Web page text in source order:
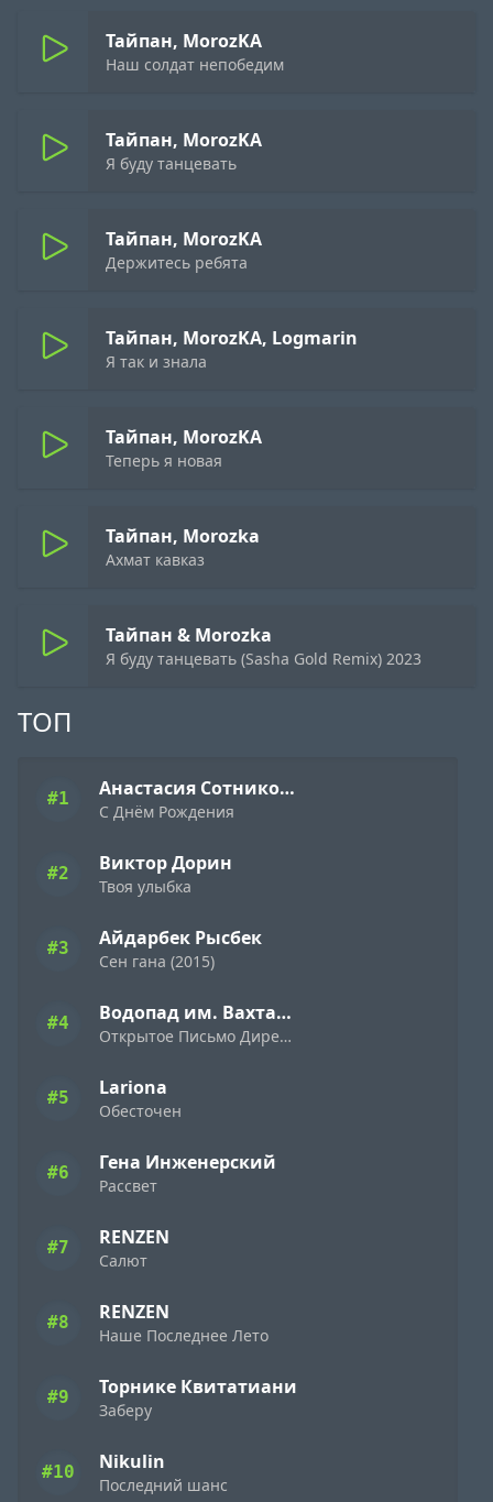
ТОП
#1 Анастасия Сотникова
С Днём Рождения
#2 Виктор Дорин
Твоя улыбка
#3 Айдарбек Рысбек
Сен гана (2015)
#4 Водопад им. Вахтанга Кикабидзе
Открытое Письмо Директору Фирмы «Ямаха» ( 1989 )
#5 Lariona
Обесточен
#6 Гена Инженерский
Рассвет
#7 RENZEN
Салют
#8 RENZEN
Наше Последнее Лето
#9 Торнике Квитатиани
Заберу
#10 Nikulin
Последний шанс
Тайпан, MorozKA
Наш солдат непобедим
Тайпан, MorozKA
Я буду танцевать
Тайпан, MorozKA
Держитесь ребята
Тайпан, MorozKA, Logmarin
Я так и знала
Тайпан, MorozKA
Теперь я новая
Тайпан, Morozka
Ахмат кавказ
Тайпан & Morozka
Я буду танцевать (Sasha Gold Remix) 2023